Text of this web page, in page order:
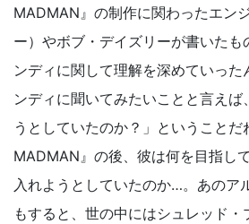
MADMAN』の制作に関わったエン
ー）やボブ・デイズリーが書いたも
ンディに関して理解を深めていった
ンディに聞いてみたいことと言え
うとしていたのか？」ということ
MADMAN』の後、彼は何を目指し
入れようとしていたのか…。あのア
もすると、世の中にはシュレッド・